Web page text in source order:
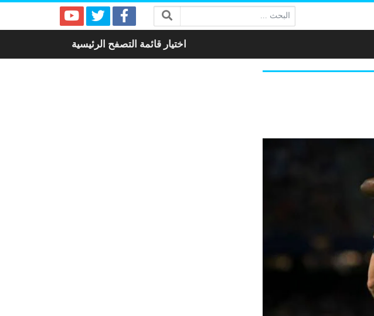
البحث:
اختيار قائمة التصفح الرئيسية